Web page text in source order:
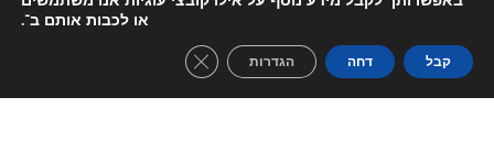
a
c
e
n
s
t
או לכבות אותם ב־.
קבל דחה הגדרות GDPR Cookie Banner